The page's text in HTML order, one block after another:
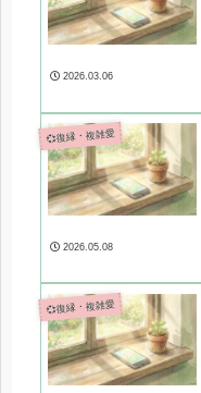
2026.03.06
💞復縁・複雑愛
2026.05.08
💞復縁・複雑愛